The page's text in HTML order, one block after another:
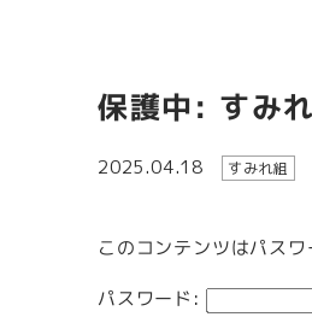
保護中: すみ
2025.04.18 すみれ組
このコンテンツはパス
パスワード: